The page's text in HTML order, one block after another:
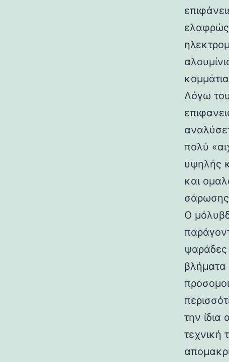
ελαφρώς
Λόγω
πολύ
υψηλής
και
Ο
ψαράδες
βλήματα
την ίδια
τεχνική